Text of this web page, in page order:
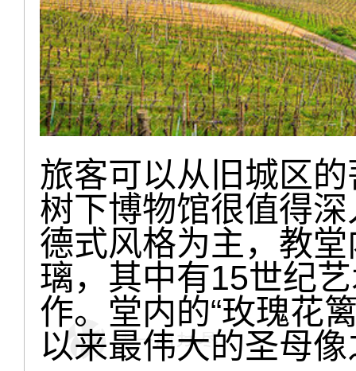
旅客可以从旧城区
树下博物馆很值得
德式风格为主，教
璃，其中有15世纪
作。堂内的“玫瑰花
以来最伟大的圣母